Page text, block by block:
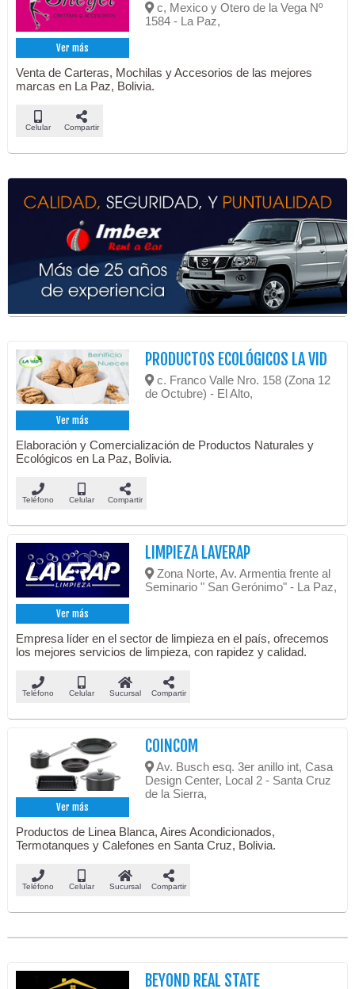
Ver más
c, Mexico y Otero de la Vega Nº
1584 - La Paz,
Venta de Carteras, Mochilas y Accesorios de las mejores
marcas en La Paz, Bolivia.
Celular Compartir
Ver más
PRODUCTOS ECOLÓGICOS LA VID
c. Franco Valle Nro. 158 (Zona 12
de Octubre) - El Alto,
Elaboración y Comercialización de Productos Naturales y
Ecológicos en La Paz, Bolivia.
Teléfono Celular Compartir
Ver más
LIMPIEZA LAVERAP
Zona Norte, Av. Armentia frente al
Seminario " San Gerónimo" - La Paz,
Empresa líder en el sector de limpieza en el país, ofrecemos
los mejores servicios de limpieza, con rapidez y calidad.
Teléfono Celular Sucursal Compartir
Ver más
COINCOM
Av. Busch esq. 3er anillo int, Casa
Design Center, Local 2 - Santa Cruz
de la Sierra,
Productos de Linea Blanca, Aires Acondicionados,
Termotanques y Calefones en Santa Cruz, Bolivia.
Teléfono Celular Sucursal Compartir
BEYOND REAL STATE